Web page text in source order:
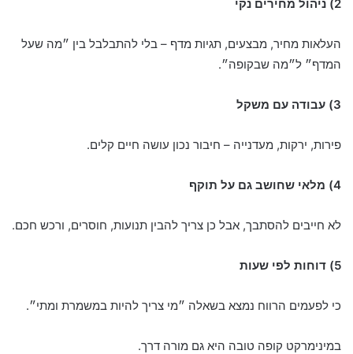
2) ניהול מחירים נקי
העלאות מחיר, מבצעים, תגיות מדף – בלי להתבלבל בין ״מה שעל
המדף״ ל״מה שבקופה״.
3) עבודה עם משקל
פירות, ירקות, מעדנייה – חיבור נכון עושה חיים קלים.
4) מלאי שחושב גם על תוקף
לא חייבים להסתבך, אבל כן צריך להבין תנועות, חוסרים, ורכש חכם.
5) דוחות לפי שעות
כי לפעמים הרווח נמצא בשאלה ״מי צריך להיות במשמרת ומתי״.
במינימרקט קופה טובה היא גם מורה דרך.